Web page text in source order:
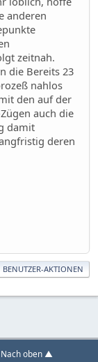
anderen
zeitnah.
die Bereits 23
nahlos
den auf der
auch die
damit
deren
BENUTZER-AKTIONEN
Nach oben ▲